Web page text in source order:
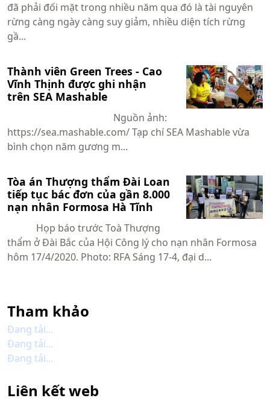
đã phải đối mặt trong nhiều năm qua đó là tài nguyên
rừng càng ngày càng suy giảm, nhiều diện tích rừng
gầ...
Thành viên Green Trees - Cao
Vĩnh Thịnh được ghi nhận
trên SEA Mashable
Nguồn ảnh:
https://sea.mashable.com/ Tạp chí SEA Mashable vừa
bình chọn năm gương m...
Tòa án Thượng thẩm Đài Loan
tiếp tục bác đơn của gần 8.000
nạn nhân Formosa Hà Tĩnh
Họp báo trước Toà Thượng
thẩm ở Đài Bắc của Hội Công lý cho nạn nhân Formosa
hôm 17/4/2020. Photo: RFA Sáng 17-4, đại d...
Tham khảo
Đang tải...
Đang tải...
Đang tải...
Liên kết web